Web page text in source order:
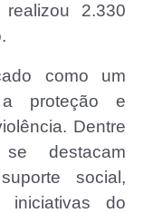
2.330
como um
a proteção e
Dentre
destacam
social,
iniciativas do